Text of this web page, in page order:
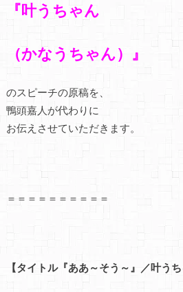
『叶うちゃん
（かなうちゃん）』
のスピーチの原稿を、
鴨頭嘉人が代わりに
お伝えさせていただきます。
＝＝＝＝＝＝＝＝＝＝
【タイトル『ああ～そう～』／叶うち